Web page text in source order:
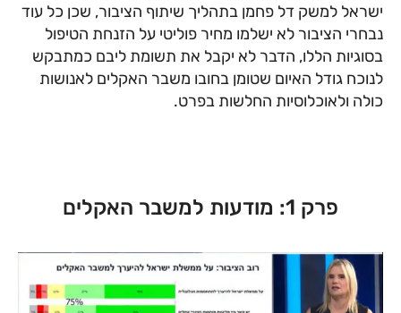
ישראל למשק דל פחמן בתהליך שיתוף הציבור, שכן כל עוד
נבחרי הציבור לא ישלמו מחיר פוליטי על הזנחת הטיפול
בסוגיות הללו, הדבר לא יקבל את תשומת ליבם כמתבקש
לנוכח גודל האיום שטומן בחובו משבר האקלים לאנושות
כולה ולאוכלוסיות החלשות בפרט.
פרק 1: מודעות למשבר האקלים